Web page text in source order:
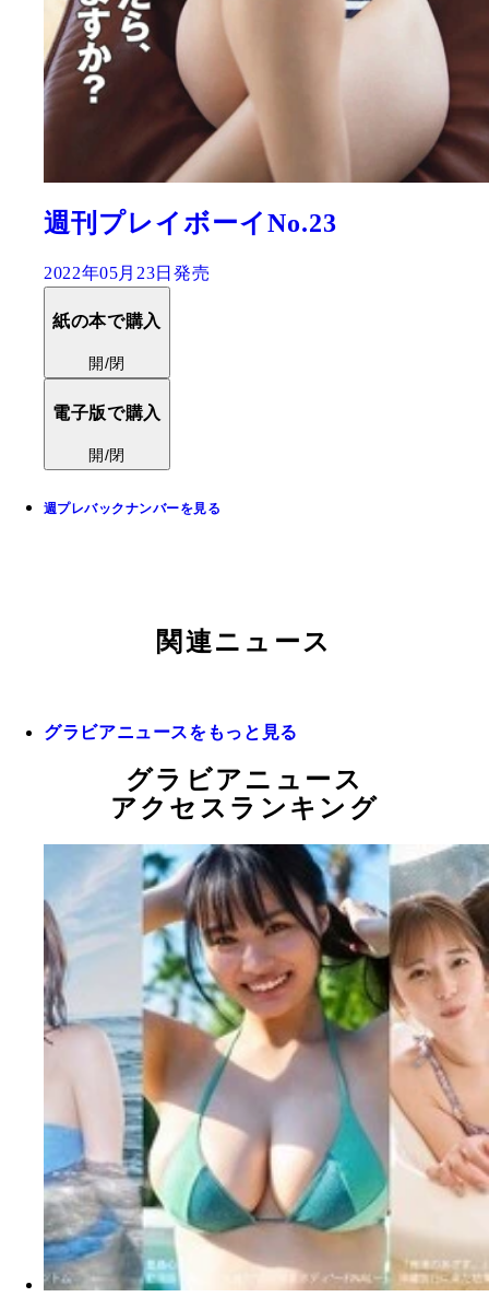
週刊プレイボーイNo.23
2022年05月23日発売
紙の本で購入
開/閉
電子版で購入
開/閉
週プレバックナンバーを見る
関連ニュース
グラビアニュースをもっと見る
グラビアニュース
アクセスランキング